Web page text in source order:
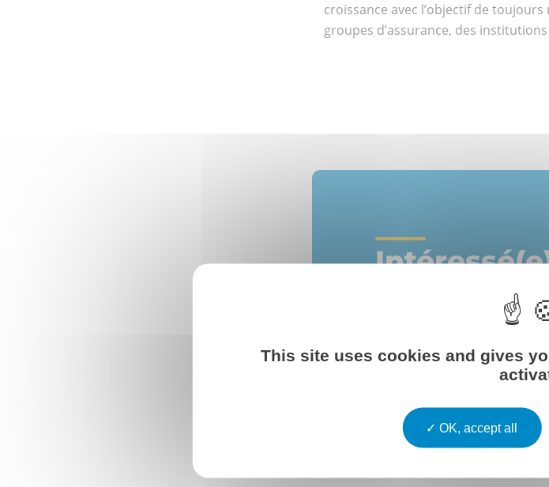
croissance avec l’objectif de
groupes d’assurance, des
This site uses cookies and gives
OK, accept all